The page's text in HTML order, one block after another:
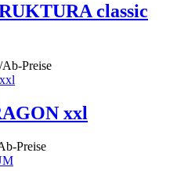
classic
Ab-Preise
xxl
Preise